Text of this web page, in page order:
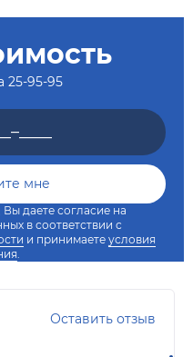
25-95-95
даете согласие на
в соответствии с
и принимаете условия
Оставить отзыв